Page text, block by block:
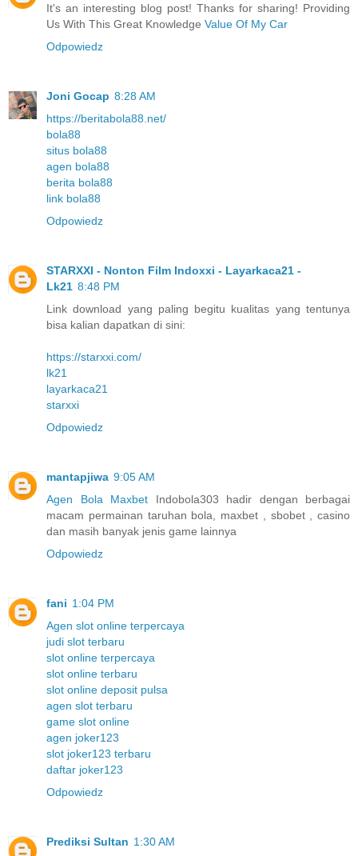
It's an interesting blog post! Thanks for sharing! Providing
Us With This Great Knowledge Value Of My Car
Odpowiedz
Joni Gocap 8:28 AM
https://beritabola88.net/
bola88
situs bola88
agen bola88
berita bola88
link bola88
Odpowiedz
STARXXI - Nonton Film Indoxxi - Layarkaca21 -
Lk21 8:48 PM
Link download yang paling begitu kualitas yang tentunya
bisa kalian dapatkan di sini:
https://starxxi.com/
lk21
layarkaca21
starxxi
Odpowiedz
mantapjiwa 9:05 AM
Agen Bola Maxbet Indobola303 hadir dengan berbagai
macam permainan taruhan bola, maxbet , sbobet , casino
dan masih banyak jenis game lainnya
Odpowiedz
fani 1:04 PM
Agen slot online terpercaya
judi slot terbaru
slot online terpercaya
slot online terbaru
slot online deposit pulsa
agen slot terbaru
game slot online
agen joker123
slot joker123 terbaru
daftar joker123
Odpowiedz
Prediksi Sultan 1:30 AM